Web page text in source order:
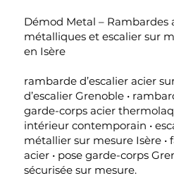
Démod Metal – Rambardes
métalliques et escalier sur
en Isère
rambarde d’escalier acier
d’escalier Grenoble •
garde-corps acier
intérieur contemporain •
métallier sur mesure Isère
acier • pose garde-corps
sécurisée sur mesure.